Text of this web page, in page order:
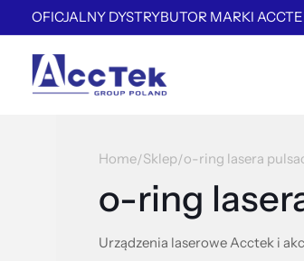
OFICJALNY DYSTRYBUTOR MARKI
Home/Sklep/o-ring lasera
o-ring
Urządzenia laserowe Acctek i